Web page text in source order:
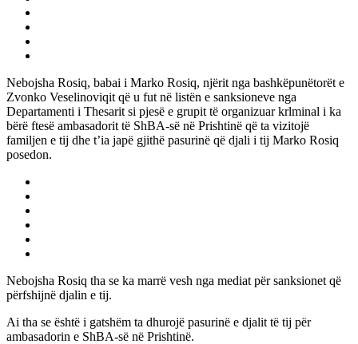
Nebojsha Rosiq, babai i Marko Rosiq, njërit nga bashkëpunëtorët e
Zvonko Veselinoviqit që u fut në listën e sanksioneve nga
Departamenti i Thesarit si pjesë e grupit të organizuar krlminal i ka
bërë ftesë ambasadorit të ShBA-së në Prishtinë që ta vizitojë
familjen e tij dhe t’ia japë gjithë pasurinë që djali i tij Marko Rosiq
posedon.
Nebojsha Rosiq tha se ka marrë vesh nga mediat për sanksionet që
përfshijnë djalin e tij.
Ai tha se është i gatshëm ta dhurojë pasurinë e djalit të tij për
ambasadorin e ShBA-së në Prishtinë.